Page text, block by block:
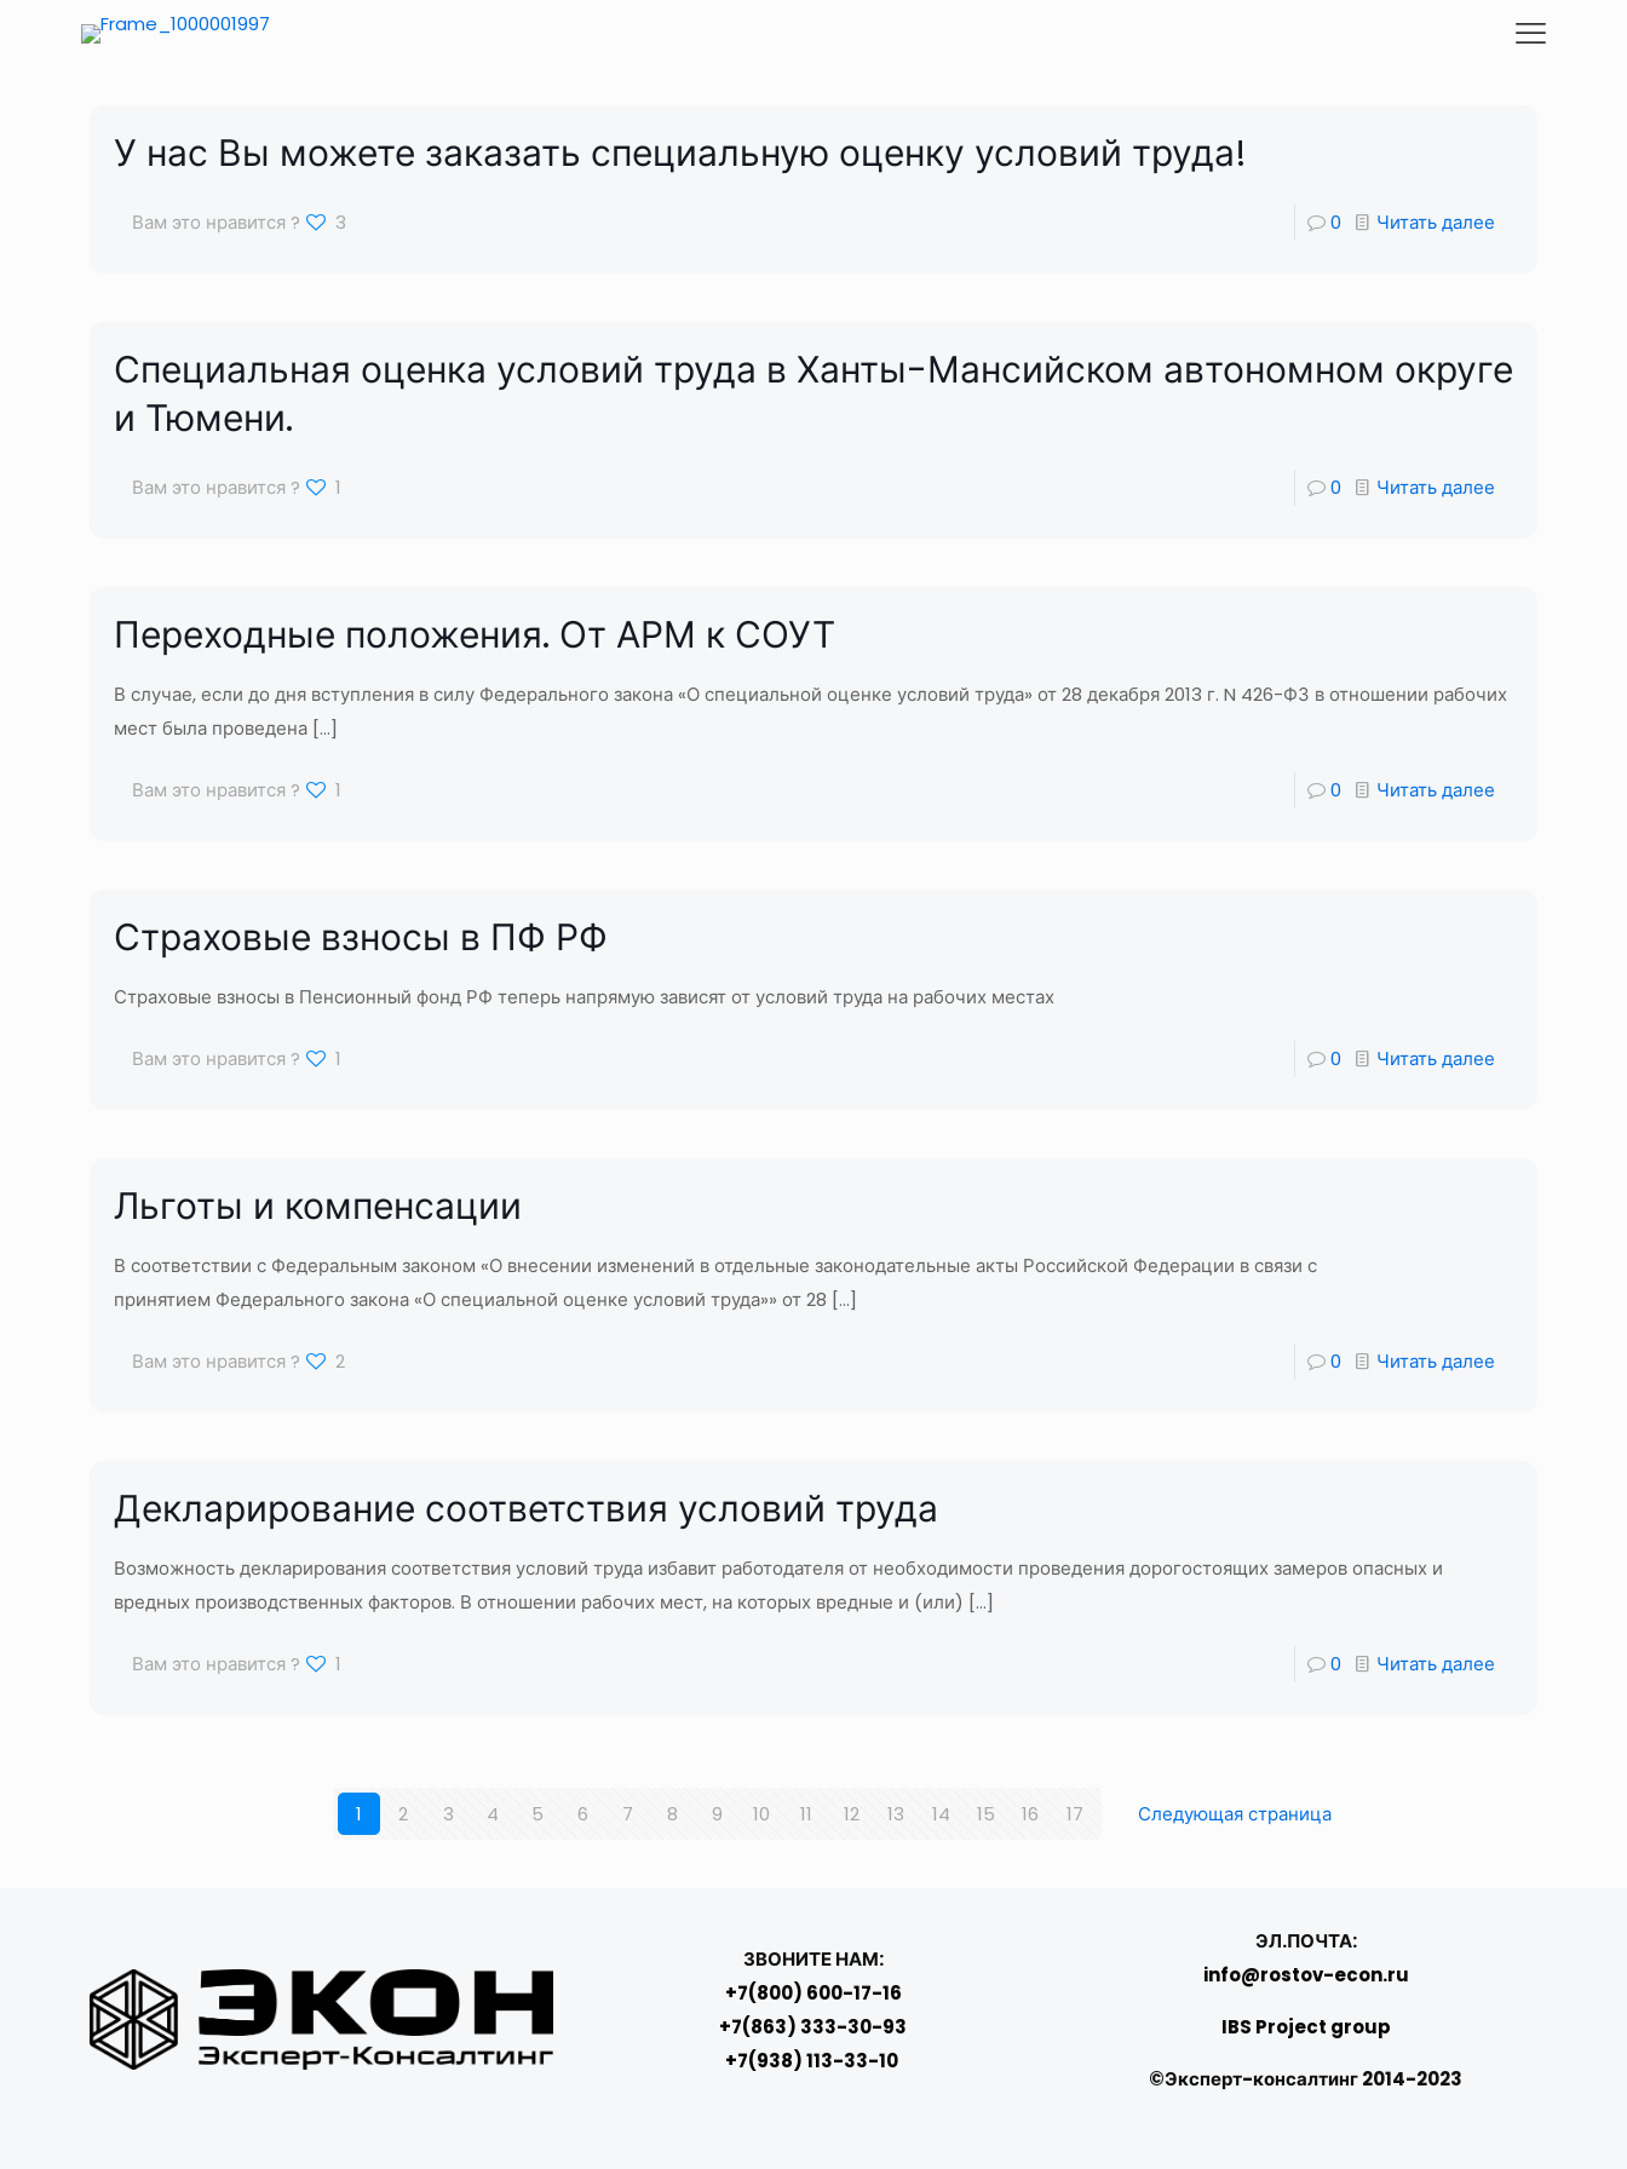
У нас Вы можете заказать специальную оценку условий труда!
Вам это нравится ? 3 0 Читать далее
Специальная оценка условий труда в Ханты-Мансийском автономном округе
и Тюмени.
Вам это нравится ? 1 0 Читать далее
Переходные положения. От АРМ к СОУТ
В случае, если до дня вступления в силу Федерального закона «О специальной оценке условий труда» от 28 декабря 2013 г. N 426-ФЗ в отношении рабочих
мест была проведена […]
Вам это нравится ? 1 0 Читать далее
Страховые взносы в ПФ РФ
Страховые взносы в Пенсионный фонд РФ теперь напрямую зависят от условий труда на рабочих местах
Вам это нравится ? 1 0 Читать далее
Льготы и компенсации
В соответствии с Федеральным законом «О внесении изменений в отдельные законодательные акты Российской Федерации в связи с
принятием Федерального закона «О специальной оценке условий труда»» от 28 […]
Вам это нравится ? 2 0 Читать далее
Декларирование соответствия условий труда
Возможность декларирования соответствия условий труда избавит работодателя от необходимости проведения дорогостоящих замеров опасных и
вредных производственных факторов. В отношении рабочих мест, на которых вредные и (или) […]
Вам это нравится ? 1 0 Читать далее
1 2 3 4 5 6 7 8 9 10 11 12 13 14 15 16 17 Следующая страница
ЗВОНИТЕ НАМ:
+7(800) 600-17-16
+7(863) 333-30-93
+7(938) 113-33-10
ЭЛ.ПОЧТА:
info@rostov-econ.ru
IBS Project group
©Эксперт-консалтинг 2014-2023